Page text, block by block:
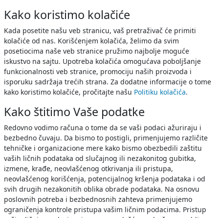
Kako koristimo kolačiće
Kada posetite našu veb stranicu, vaš pretraživač će primiti
kolačiće od nas. Korišćenjem kolačića, želimo da svim
posetiocima naše veb stranice pružimo najbolje moguće
iskustvo na sajtu. Upotreba kolačića omogućava poboljšanje
funkcionalnosti veb stranice, promociju naših proizvoda i
isporuku sadržaja trećih strana. Za dodatne informacije o tome
kako koristimo kolačiće, pročitajte našu Politiku kolačića.
Kako štitimo Vaše podatke
Redovno vodimo računa o tome da se vaši podaci ažuriraju i
bezbedno čuvaju. Da bismo to postigli, primenjujemo različite
tehničke i organizacione mere kako bismo obezbedili zaštitu
vaših ličnih podataka od slučajnog ili nezakonitog gubitka,
izmene, krađe, neovlašćenog otkrivanja ili pristupa,
neovlašćenog korišćenja, potencijalnog kršenja podataka i od
svih drugih nezakonitih oblika obrade podataka. Na osnovu
poslovnih potreba i bezbednosnih zahteva primenjujemo
ograničenja kontrole pristupa vašim ličnim podacima. Pristup